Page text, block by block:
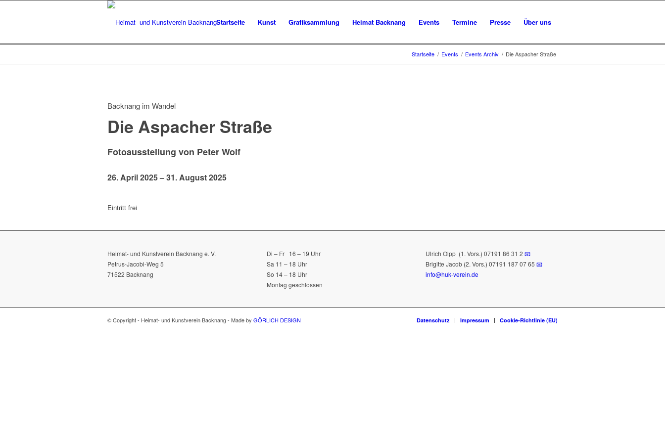
Startseite Kunst Grafiksammlung Heimat Backnang Events Termine Presse Über uns
Startseite / Events / Events Archiv / Die Aspacher Straße
Backnang im Wandel
Die Aspacher Straße
Fotoausstellung von Peter Wolf
26. April 2025 – 31. August 2025
Eintritt frei
Heimat- und Kunstverein Backnang e. V.
Petrus-Jacobi-Weg 5
71522 Backnang
Di – Fr 16 – 19 Uhr
Sa 11 – 18 Uhr
So 14 – 18 Uhr
Montag geschlossen
Ulrich Olpp (1. Vors.) 07191 86 31 2📧
Brigitte Jacob (2. Vors.) 07191 187 07 65📧
info@huk-verein.de
© Copyright - Heimat- und Kunstverein Backnang - Made by GÖRLICH DESIGN Datenschutz Impressum Cookie-Richtlinie (EU)